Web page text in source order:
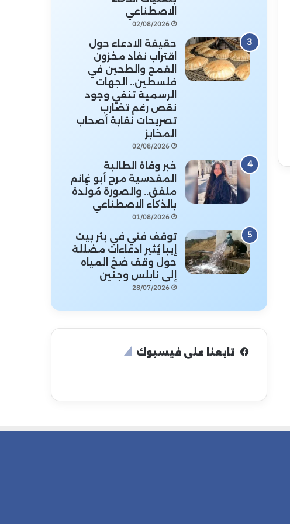
الاصطناعي
02/08/2026
حقيقة الادعاء حول
اقتراب نفاد مخزون
القمح والطحين في
فلسطين.. الجهات
الرسمية تنفي وجود
نقص رغم تضارب
تصريحات نقابة أصحاب
المخابز
02/08/2026
خبر وفاة الطالبة
المقدسية مرح أبو غانم
ملفق.. والصورة مُولَّدة
بالذكاء الاصطناعي
01/08/2026
توقف فني في بئر بيت
إيبا يُثير ادعاءات مضللة
حول وقف ضخ المياه
إلى نابلس وجنين
28/07/2026
تابعنا على فيسبوك